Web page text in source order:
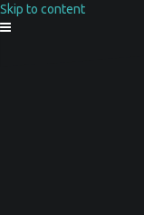
Skip to content